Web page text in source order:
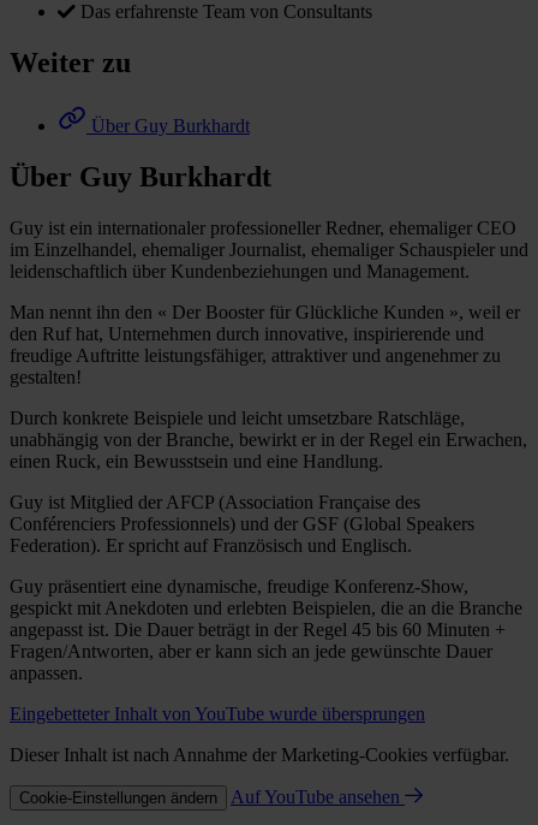
Das erfahrenste Team von Consultants
Weiter zu
Über Guy Burkhardt
Über Guy Burkhardt
Guy ist ein internationaler professioneller Redner, ehemaliger CEO
im Einzelhandel, ehemaliger Journalist, ehemaliger Schauspieler und
leidenschaftlich über Kundenbeziehungen und Management.
Man nennt ihn den « Der Booster für Glückliche Kunden », weil er
den Ruf hat, Unternehmen durch innovative, inspirierende und
freudige Auftritte leistungsfähiger, attraktiver und angenehmer zu
gestalten!
Durch konkrete Beispiele und leicht umsetzbare Ratschläge,
unabhängig von der Branche, bewirkt er in der Regel ein Erwachen,
einen Ruck, ein Bewusstsein und eine Handlung.
Guy ist Mitglied der AFCP (Association Française des
Conférenciers Professionnels) und der GSF (Global Speakers
Federation). Er spricht auf Französisch und Englisch.
Guy präsentiert eine dynamische, freudige Konferenz-Show,
gespickt mit Anekdoten und erlebten Beispielen, die an die Branche
angepasst ist. Die Dauer beträgt in der Regel 45 bis 60 Minuten +
Fragen/Antworten, aber er kann sich an jede gewünschte Dauer
anpassen.
Eingebetteter Inhalt von YouTube wurde übersprungen
Dieser Inhalt ist nach Annahme der Marketing-Cookies verfügbar.
Cookie-Einstellungen ändern Auf YouTube ansehen